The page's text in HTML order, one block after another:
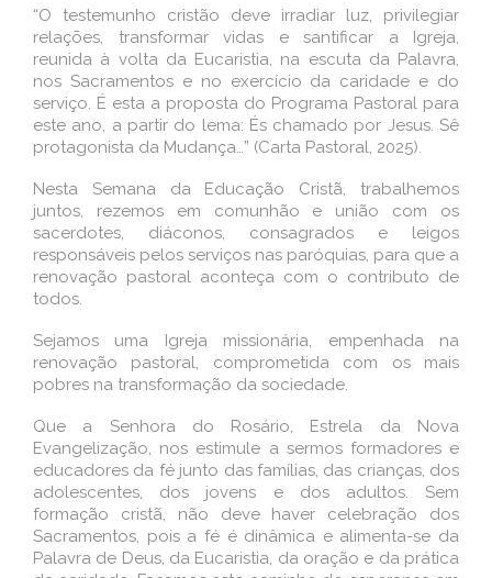
“O testemunho cristão deve irradiar luz, privilegiar
relações, transformar vidas e santificar a Igreja,
reunida à volta da Eucaristia, na escuta da Palavra,
nos Sacramentos e no exercício da caridade e do
serviço. É esta a proposta do Programa Pastoral para
este ano, a partir do lema: És chamado por Jesus. Sê
protagonista da Mudança…” (Carta Pastoral, 2025).
Nesta Semana da Educação Cristã, trabalhemos
juntos, rezemos em comunhão e união com os
sacerdotes, diáconos, consagrados e leigos
responsáveis pelos serviços nas paróquias, para que a
renovação pastoral aconteça com o contributo de
todos.
Sejamos uma Igreja missionária, empenhada na
renovação pastoral, comprometida com os mais
pobres na transformação da sociedade.
Que a Senhora do Rosário, Estrela da Nova
Evangelização, nos estimule a sermos formadores e
educadores da fé junto das famílias, das crianças, dos
adolescentes, dos jovens e dos adultos. Sem
formação cristã, não deve haver celebração dos
Sacramentos, pois a fé é dinâmica e alimenta-se da
Palavra de Deus, da Eucaristia, da oração e da prática